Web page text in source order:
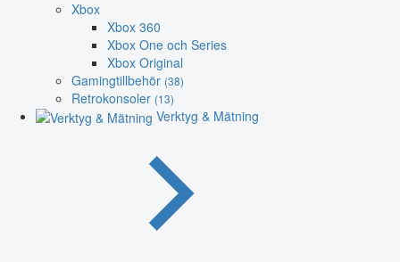
Xbox
Xbox 360
Xbox One och Series
Xbox Original
Gamingtillbehör (38)
Retrokonsoler (13)
Verktyg & Mätning